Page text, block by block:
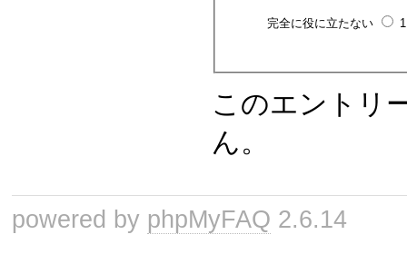
完全に役に立たない
このエントリ
ん。
powered by phpMyFAQ 2.6.14